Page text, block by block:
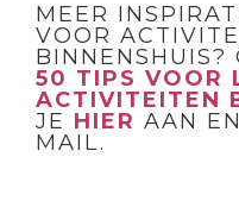
MEER
VOOR
BINNENSHUIS?
50 TIPS VOOR
ACTIVITEITEN
JE HIER AAN
MAIL.